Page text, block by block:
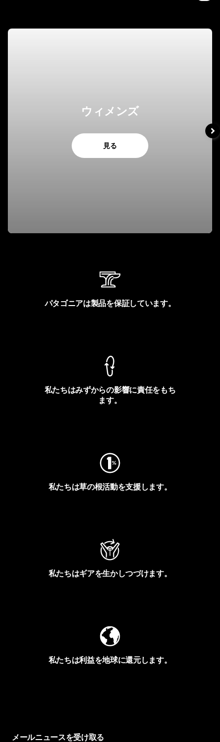
ウィメンズ
見る
パタゴニアは製品を保証しています。
私たちはみずからの影響に責任をもち
ます。
私たちは草の根活動を支援します。
私たちはギアを生かしつづけます。
私たちは利益を地球に還元します。
メールニュースを受け取る